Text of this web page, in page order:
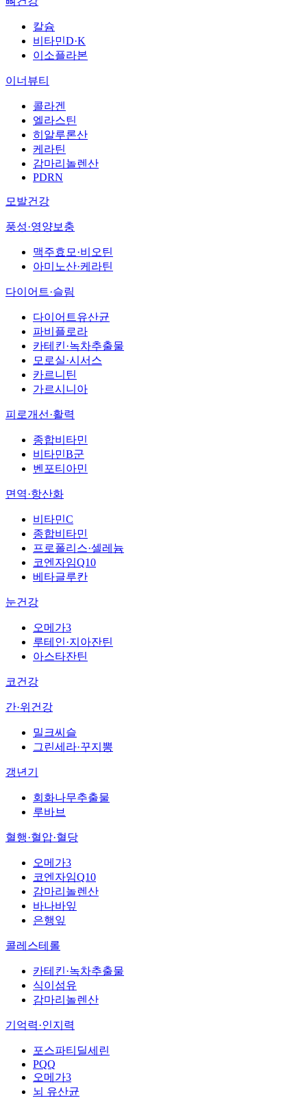
칼슘
비타민D·K
이소플라본
이너뷰티
콜라겐
엘라스틴
히알루론산
케라틴
감마리놀렌산
PDRN
모발건강
풍성·영양보충
맥주효모·비오틴
아미노산·케라틴
다이어트·슬림
다이어트유산균
파비플로라
카테킨·녹차추출물
모로실·시서스
카르니틴
가르시니아
피로개선·활력
종합비타민
비타민B군
벤포티아민
면역·항산화
비타민C
종합비타민
프로폴리스·셀레늄
코엔자임Q10
베타글루칸
눈건강
오메가3
루테인·지아잔틴
아스타잔틴
코건강
간·위건강
밀크씨슬
그린세라·꾸지뽕
갱년기
회화나무추출물
루바브
혈행·혈압·혈당
오메가3
코엔자임Q10
감마리놀렌산
바나바잎
은행잎
콜레스테롤
카테킨·녹차추출물
식이섬유
감마리놀렌산
기억력·인지력
포스파티딜세린
PQQ
오메가3
뇌 유산균